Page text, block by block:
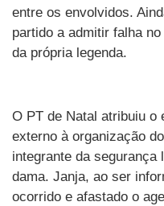
entre os envolvidos.
partido a admitir falha
da própria legenda.
O PT de Natal atribuiu o
externo à organização
integrante da segurança
dama. Janja, ao ser
ocorrido e afastado o